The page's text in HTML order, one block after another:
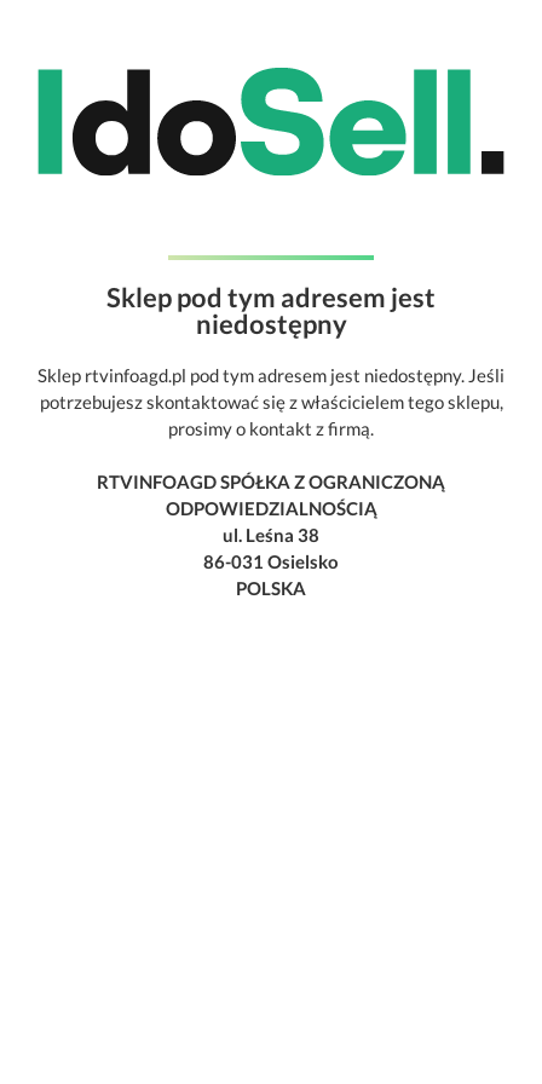
Sklep pod tym adresem jest
niedostępny
Sklep rtvinfoagd.pl pod tym adresem jest niedostępny. Jeśli
potrzebujesz skontaktować się z właścicielem tego sklepu,
prosimy o kontakt z firmą.
RTVINFOAGD SPÓŁKA Z OGRANICZONĄ
ODPOWIEDZIALNOŚCIĄ
ul. Leśna 38
86-031 Osielsko
POLSKA